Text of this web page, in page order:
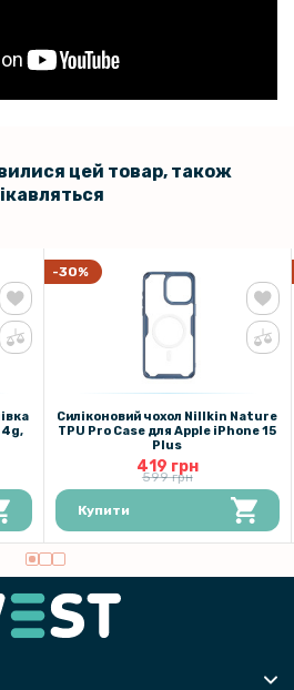
цей товар, також
4g,
-30%
Силіконовий чохол Nillkin Nature
TPU Pro Case для Apple iPhone 15
Plus
419 грн
599 грн
Купити